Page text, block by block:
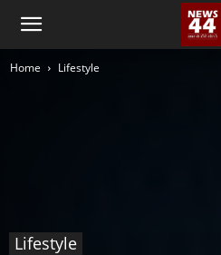
Home Lifestyle
Lifestyle